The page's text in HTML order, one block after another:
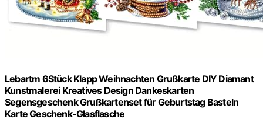
Lebartm 6Stück Klapp Weihnachten Grußkarte DIY Diamant
Kunstmalerei Kreatives Design Dankeskarten
Segensgeschenk Grußkartenset für Geburtstag Basteln
Karte Geschenk-Glasflasche